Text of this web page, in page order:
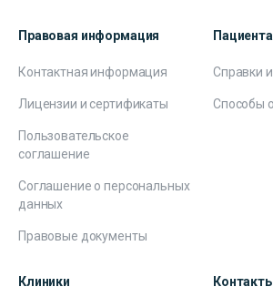
Правовая информация
Контактная информация
Лицензии и сертификаты
Пользовательское
соглашение
Соглашение о персональных
данных
Правовые документы
Справки
Способы
Клиники